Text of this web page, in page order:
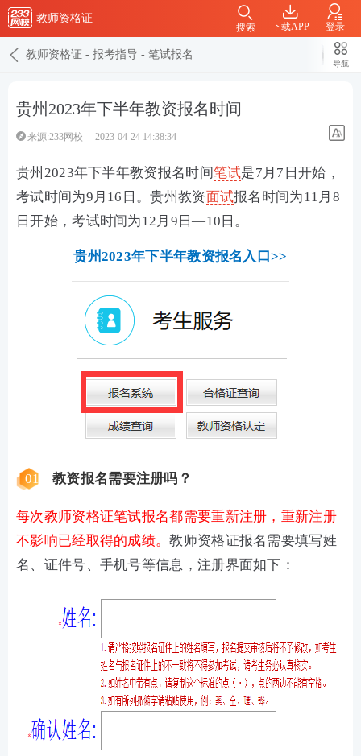
教师资格证
下载APP 登录
搜索
教师资格证 - 报考指导 - 笔试报名
导航
​贵州2023年下半年教资报名时间
来源:233网校 2023-04-24 14:38:34
贵州2023年下半年教资报名时间笔试是7月7日开始，
考试时间为9月16日。贵州教资面试报名时间为11月8
日开始，考试时间为12月9日—10日。
贵州2023年下半年教资报名入口>>
01 教资报名需要注册吗？
每次教师资格证笔试报名都需要重新注册，重新注册
不影响已经取得的成绩。教师资格证报名需要填写姓
名、证件号、手机号等信息， 注册界面如下：